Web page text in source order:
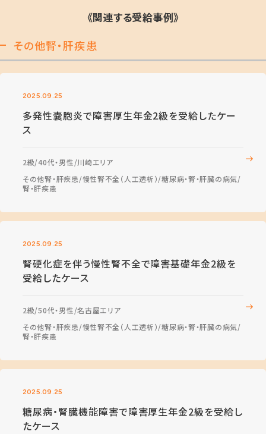
《関連する受給事例》
その他腎・肝疾患
2025.09.25
多発性嚢胞炎で障害厚生年金2級を受給したケー
ス
2級 40代・男性 川崎エリア
その他腎・肝疾患 慢性腎不全（人工透析） 糖尿病・腎・肝臓の病気
腎・肝疾患
2025.09.25
腎硬化症を伴う慢性腎不全で障害基礎年金2級を
受給したケース
2級 50代・男性 名古屋エリア
その他腎・肝疾患 慢性腎不全（人工透析） 糖尿病・腎・肝臓の病気
腎・肝疾患
2025.09.25
糖尿病・腎臓機能障害で障害厚生年金2級を受給し
たケース